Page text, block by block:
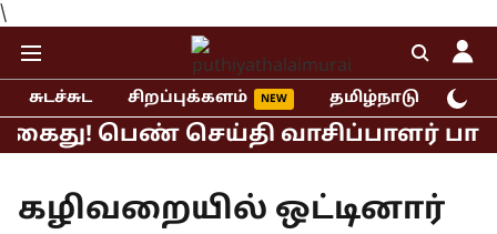
\
சுடச்சுட சிறப்புக்களம் தமிழ்நாடு
பெண் செய்தி வாசிப்பாளர்
கழிவறையில் ஒட்டினார்